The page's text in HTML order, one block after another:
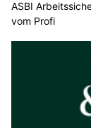
ASBI
vom Profi